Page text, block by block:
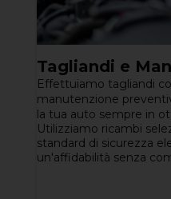
Tagliandi e
Effettuiamo tagliandi
manutenzione
la tua auto sempre in
Utilizziamo ricambi
standard di sicurezza
un'affidabilità senza